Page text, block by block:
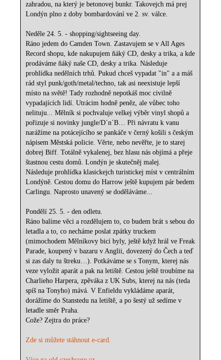
zahradou, na který je betonovej bunkr. Takovejch má prej
Londýn plno z doby bombardování ve 2. sv. válce.
Neděle 24. 5. - shopping/sightseeing day.
Ráno jedem do Camden Town. Zastavujem se v All Ages
Record shopu, kde nakupujem ňáký CD, desky a trika, a kde
prodáváme ňáký naše CD, desky a trika. Následuje
prohlídka nedělních trhů. Pukud chceš vypadat "in" a a máš
rád styl punk/goth/metal/techno, tak asi neexistuje lepší
místo na světě! Tady rozhodně nepotkáš moc civilně
vypadajících lidí. Utrácim hodně peněz, ale vůbec toho
nelituju... Mělník si pochvaluje velkej výběr vinyl shopů a
pořizuje si novinky jungle/D´n´B… Při návratu k vanu
narážíme na potácejícího se pankáče v černý košili s českým
nápisem Městská policie. Věrte, nebo nevěřte, je to starej
dobrej Biff. Totálně vykalenej, bez hlasu nás objímá a přeje
štastnou cestu domů. Londýn je skutečněj malej.
Následuje prohlídka klasickejch turistickej míst v centrálním
Londýně. Cestou domu do Harrow ještě kupujem pár bedem
Carlingu. Naprosto unavený se doděláváme...
Pondělí 25. 5. - den odletu.
Ráno balíme věci a rozdělujem to, co budem brát s sebou do
letadla a to, co necháme poslat zpátky truckem
(mimochodem Mělníkovy bicí byly, ještě když hrál ve Freak
Parade, koupený v bazaru v Anglii, dovezený do Čech a teď
si zas daly tu štreku…). Potkáváme se s Tonym, kterej nás
veze vyložit aparát a pak na letiště. Cestou ještě troubíme na
Charlieho Harpera, zpěváka z UK Subs, kterej na nás (teda
spíš na Tonyho) mává. V Enfieldu vykládáme aparát,
dorážíme do Stanstedu na letiště, a po šestý už sedíme v
letadle směr Praha.
Cože? Zejtra do práce?
Zde si můžete stáhnout e-card.